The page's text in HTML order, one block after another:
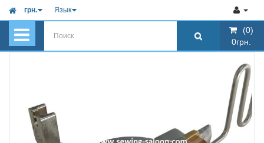
грн. Язык
(0)
0грн.